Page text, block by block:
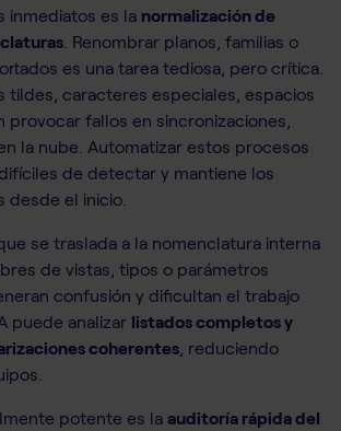
inmediatos es la normalización de
. Renombrar planos, familias o
es una tarea tediosa, pero crítica.
tildes, caracteres especiales, espacios
provocar fallos en sincronizaciones,
la nube. Automatizar estos procesos
de detectar y mantiene los
desde el inicio.
se traslada a la nomenclatura interna
de vistas, tipos o parámetros
confusión y dificultan el trabajo
puede analizar listados completos y
coherentes , reduciendo
potente es la auditoría rápida del